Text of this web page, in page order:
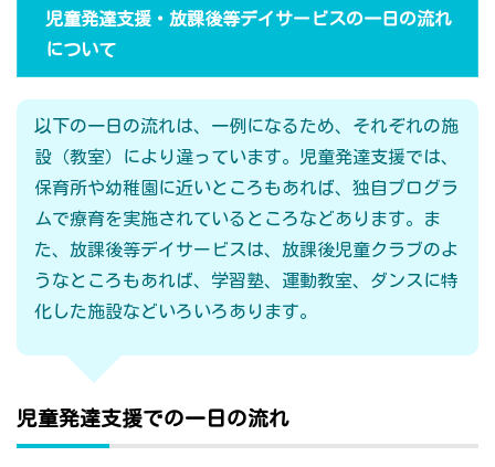
児童発達支援・放課後等デイサービスの一日の流れ
について
以下の一日の流れは、一例になるため、それぞれの施
設（教室）により違っています。児童発達支援では、
保育所や幼稚園に近いところもあれば、独自プログラ
ムで療育を実施されているところなどあります。ま
た、放課後等デイサービスは、放課後児童クラブのよ
うなところもあれば、学習塾、運動教室、ダンスに特
化した施設などいろいろあります。
児童発達支援での一日の流れ